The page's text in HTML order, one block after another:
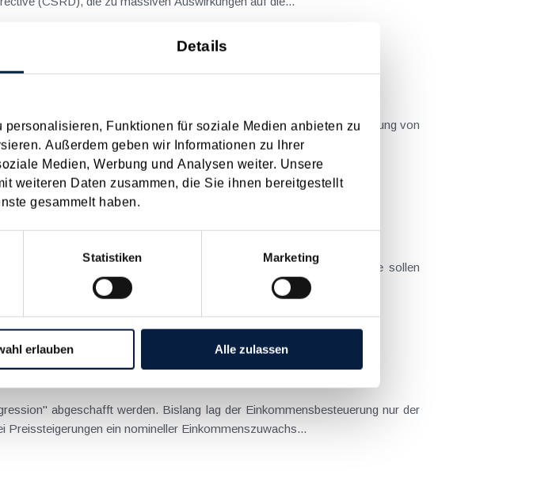
Details
Funktionen für soziale Medien anbieten zu
Außerdem geben wir Informationen zu Ihrer
Medien, Werbung und Analysen weiter. Unsere
weiteren Daten zusammen, die Sie ihnen bereitgestellt
gesammelt haben.
Statistiken Marketing
erlauben Alle zulassen
sieht einen erhöhten IFB i.H.v. 15 % für die Anschaffung bzw. Herstellung von
- nämlich dann, wenn die Investition aus dem...
Begutachtungsentwurfs veröffentlicht worden. Ausgewählte Aspekte sollen
werden. Die außerbetriebliche Nutzung (z.B. für Wohnzwecke) leerstehender...
abgeschafft werden. Bislang lag der Einkommensbesteuerung nur der
Preissteigerungen ein nomineller Einkommenszuwachs...